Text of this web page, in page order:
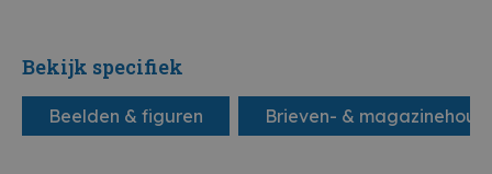
Bekijk specifiek
Beelden & figuren Brieven- &